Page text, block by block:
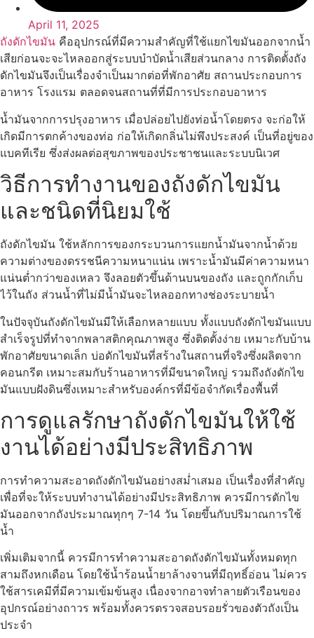
April 11, 2025
ถังดักไขมัน คืออุปกรณ์ที่มีความสำคัญที่ใช้แยกไขมันออกจากน้ำ
เสียก่อนจะจะไหลออกสู่ระบบบำบัดน้ำเสียส่วนกลาง การติดตั้งถัง
ดักไขมันจึงเป็นเรื่องจำเป็นมากต่อที่พักอาศัย สถานประกอบการ
อาหาร โรงแรม ตลอดจนสถานที่ที่มีการประกอบอาหาร
น้ำมันจากการปรุงอาหาร เมื่อปล่อยไปยังท่อน้ำโดยตรง จะก่อให้
เกิดมีการตกค้างของท่อ ก่อให้เกิดกลิ่นไม่พึงประสงค์ เป็นที่อยู่ของ
แบคทีเรีย ซึ่งส่งผลต่อสุขภาพของประชาชนและระบบนิเวศ
วิธีการทำงานของถังดักไขมัน
และชนิดที่นิยมใช้
ถังดักไขมัน ใช้หลักการของกระบวนการแยกน้ำมันจากน้ำด้วย
ความต่างของดรรชนีความหนาแน่น เพราะน้ำมันมีค่าความหนา
แน่นต่ำกว่าของเหลว จึงลอยตัวขึ้นด้านบนของถัง และถูกกักเก็บ
ไว้ในถัง ส่วนน้ำที่ไม่มีน้ำมันจะไหลออกทางช่องระบายน้ำ
ในปัจจุบันถังดักไขมันมีให้เลือกหลายแบบ ทั้งแบบถังดักไขมันแบบ
สำเร็จรูปที่ทำจากพลาสติกคุณภาพสูง ซึ่งติดตั้งง่าย เหมาะกับบ้าน
พักอาศัยขนาดเล็ก บ่อดักไขมันที่สร้างในสถานที่จริงซึ่งผลิตจาก
คอนกรีต เหมาะสมกับร้านอาหารที่มีขนาดใหญ่ รวมถึงถังดักไข
มันแบบฝังดินซึ่งเหมาะสำหรับองค์กรที่มีข้อจำกัดเรื่องพื้นที่
การดูแลรักษาถังดักไขมันให้ใช้
งานได้อย่างมีประสิทธิภาพ
การทำความสะอาดถังดักไขมันอย่างสม่ำเสมอ เป็นเรื่องที่สำคัญ
เพื่อที่จะให้ระบบทำงานได้อย่างมีประสิทธิภาพ ควรมีการตักไข
มันออกจากถังประมาณทุกๆ 7-14 วัน โดยขึ้นกับปริมาณการใช้
น้ำ
เพิ่มเติมจากนี้ ควรมีการทำความสะอาดถังดักไขมันทั้งหมดทุก
สามถึงหกเดือน โดยใช้น้ำร้อนน้ำยาล้างจานที่มีฤทธิ์อ่อน ไม่ควร
ใช้สารเคมีที่มีความเข้มข้นสูง เนื่องจากอาจทำลายตัวเรือนของ
อุปกรณ์อย่างถาวร พร้อมทั้งควรตรวจสอบรอยรั่วของตัวถังเป็น
ประจำ